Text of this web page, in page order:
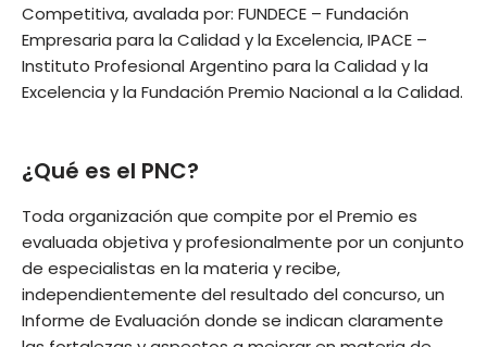
Competitiva, avalada por: FUNDECE – Fundación
Empresaria para la Calidad y la Excelencia, IPACE –
Instituto Profesional Argentino para la Calidad y la
Excelencia y la Fundación Premio Nacional a la Calidad.
¿Qué es el PNC?
Toda organización que compite por el Premio es
evaluada objetiva y profesionalmente por un conjunto
de especialistas en la materia y recibe,
independientemente del resultado del concurso, un
Informe de Evaluación donde se indican claramente